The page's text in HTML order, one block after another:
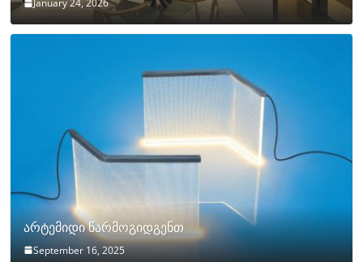
January 24, 2026
არტემიდი წარმოგიდგენთ
September 16, 2025